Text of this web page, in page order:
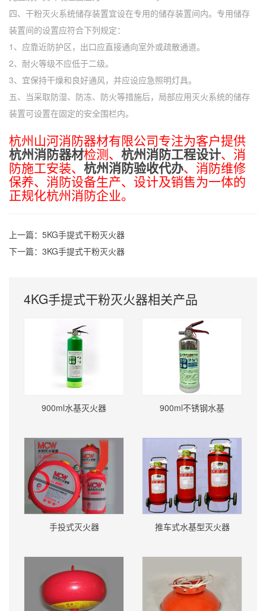
四、干粉灭火系统储存装置宜设在专用的储存装置间内。专用储存
装置间的设置应符合下列规定：
1、应靠近防护区，出口应直接通向室外或疏散通道。
2、耐火等级不应低于二级。
3、宜保持干燥和良好通风，并应设应急照明灯具。
五、当采取防湿、防冻、防火等措施后，局部应用灭火系统的储存
装置可设置在固定的安全围栏内。
杭州山河消防器材有限公司专注为客户提供
杭州消防器材检测、 杭州消防工程设计、消
防施工安装、 杭州消防验收代办、消防维修
保养、消防设备生产、设计及销售为一体的
正规化杭州消防企业。
上一篇： 5KG手提式干粉灭火器
下一篇： 3KG手提式干粉灭火器
4KG手提式干粉灭火器相关产品
900ml水基灭火器 900ml不锈钢水基
手投式灭火器 推车式水基型灭火器